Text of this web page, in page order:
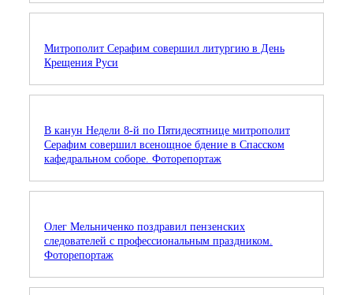
Митрополит Серафим совершил литургию в День
Крещения Руси
В канун Недели 8-й по Пятидесятнице митрополит
Серафим совершил всенощное бдение в Спасском
кафедральном соборе. Фоторепортаж
Олег Мельниченко поздравил пензенских
следователей с профессиональным праздником.
Фоторепортаж